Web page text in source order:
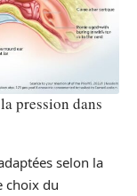
pression dans
selon la
choix du